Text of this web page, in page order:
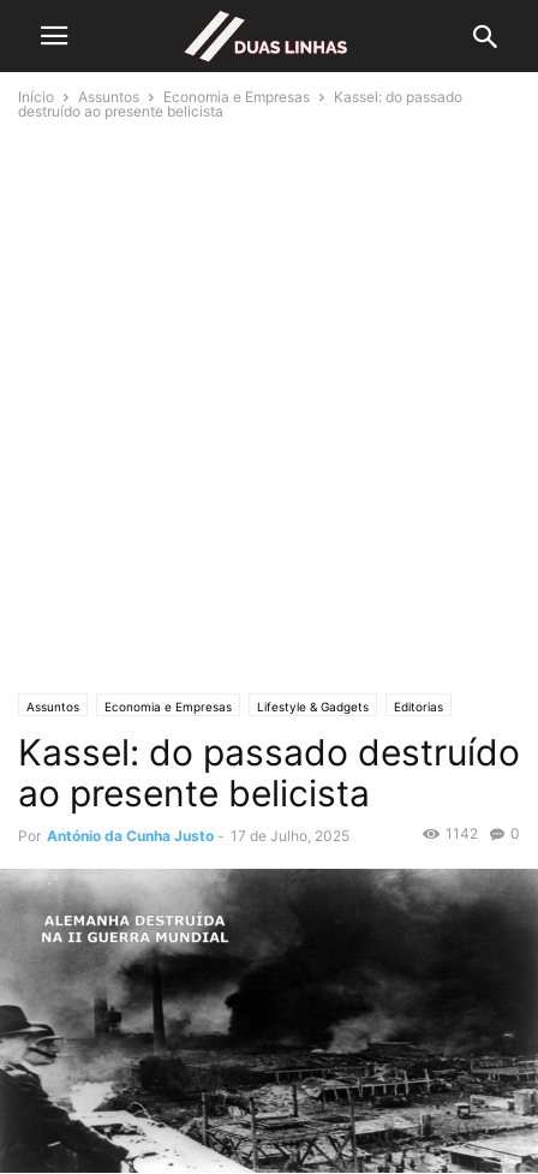
Início Assuntos Economia e Empresas
Kassel: do passado
destruído ao presente belicista
Assuntos Economia e Empresas Lifestyle & Gadgets Editorias
MUNDO Crónicas de Opinião O ESTADO da ARTE Política
Kassel: do passado destruído
ao presente belicista
Por António da Cunha Justo - 17 de Julho, 2025 0
1142